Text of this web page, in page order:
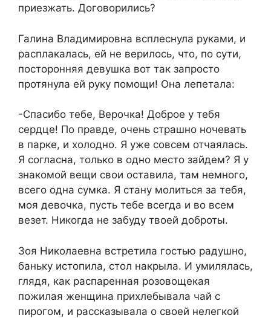
приезжать. Договорились?
Галина Владимировна всплеснула руками, и
расплакалась, ей не верилось, что, по сути,
посторонняя девушка вот так запросто
протянула ей руку помощи! Она лепетала:
-Спасибо тебе, Верочка! Доброе у тебя
сердце! По правде, очень страшно ночевать
в парке, и холодно. Я уже совсем отчаялась.
Я согласна, только в одно место зайдем? Я у
знакомой вещи свои оставила, там немного,
всего одна сумка. Я стану молиться за тебя,
моя девочка, пусть тебе всегда и во всем
везет. Никогда не забуду твоей доброты.
Зоя Николаевна встретила гостью радушно,
баньку истопила, стол накрыла. И умилялась,
глядя, как распаренная розовощекая
пожилая женщина прихлебывала чай с
пирогом, и рассказывала о своей нелегкой